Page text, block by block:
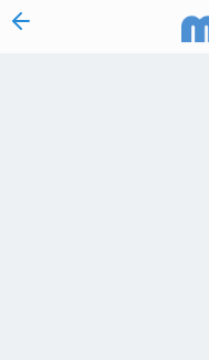
vai al contenuto